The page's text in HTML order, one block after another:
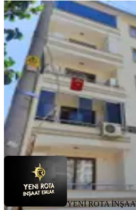
YENİ
Yeni Rota'dan
Yukarısı Kiralık
Onikişubat, Necip
·45 m²·2. Kat
17.500 ₺
YENİ ROTA İNŞAAT EMLAKTaner B
Ara
YENİ ROTA